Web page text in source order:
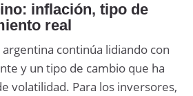
inflación, tipo de
real
continúa lidiando con
y un tipo de cambio que ha
volatilidad. Para los inversores,